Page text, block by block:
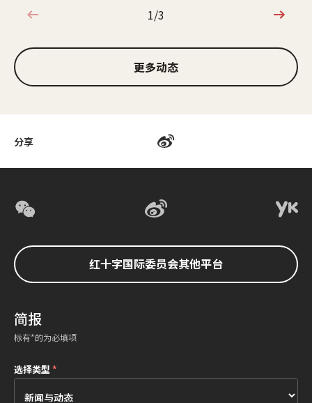
分享
1/3
1/3
更多动态
红十字国际委员会其他平台
简报
标有*的为必填项
选择类型*